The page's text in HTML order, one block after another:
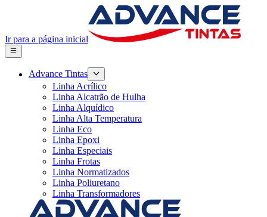
Ir para a página inicial
Advance Tintas
Linha Acrílico
Linha Alcatrão de Hulha
Linha Alquídico
Linha Alta Temperatura
Linha Eco
Linha Epoxi
Linha Especiais
Linha Frotas
Linha Normatizados
Linha Poliuretano
Linha Transformadores